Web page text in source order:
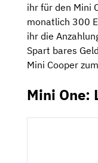
ihr für den Mini
monatlich 300
ihr die
Spart bares
Mini Cooper
Mini One: